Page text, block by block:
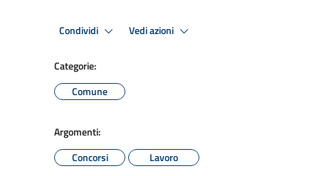
Condividi Vedi azioni
Categorie:
Comune
Argomenti:
Concorsi
Lavoro